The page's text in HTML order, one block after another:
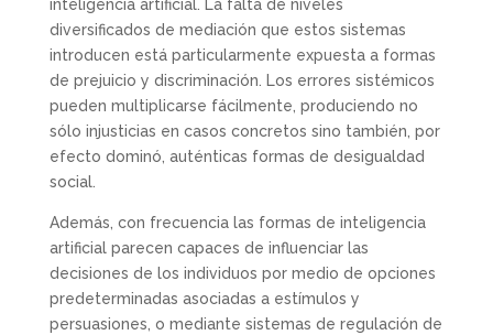
inteligencia artificial. La falta de niveles
diversificados de mediación que estos sistemas
introducen está particularmente expuesta a formas
de prejuicio y discriminación. Los errores sistémicos
pueden multiplicarse fácilmente, produciendo no
sólo injusticias en casos concretos sino también, por
efecto dominó, auténticas formas de desigualdad
social.
Además, con frecuencia las formas de inteligencia
artificial parecen capaces de influenciar las
decisiones de los individuos por medio de opciones
predeterminadas asociadas a estímulos y
persuasiones, o mediante sistemas de regulación de